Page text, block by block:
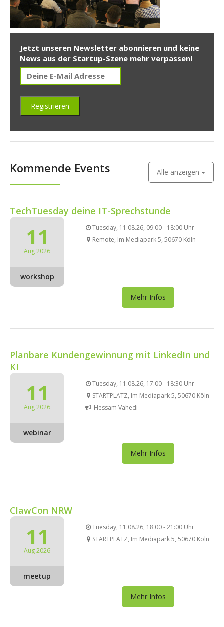
Jetzt unseren Newsletter abonnieren und keine
News aus der Startup-Szene mehr verpassen!
Kommende Events Alle anzeigen
TechTuesday deine IT-Sprechstunde
11
Aug 2026
workshop
Tuesday, 11.08.26, 09:00 - 18:00 Uhr
Remote, Im Mediapark 5, 50670 Köln
Mehr Infos
Planbare Kundengewinnung mit LinkedIn und
KI
11
Aug 2026
webinar
Tuesday, 11.08.26, 17:00 - 18:30 Uhr
STARTPLATZ, Im Mediapark 5, 50670 Köln
Hessam Vahedi
Mehr Infos
ClawCon NRW
11
Aug 2026
meetup
Tuesday, 11.08.26, 18:00 - 21:00 Uhr
STARTPLATZ, Im Mediapark 5, 50670 Köln
Mehr Infos